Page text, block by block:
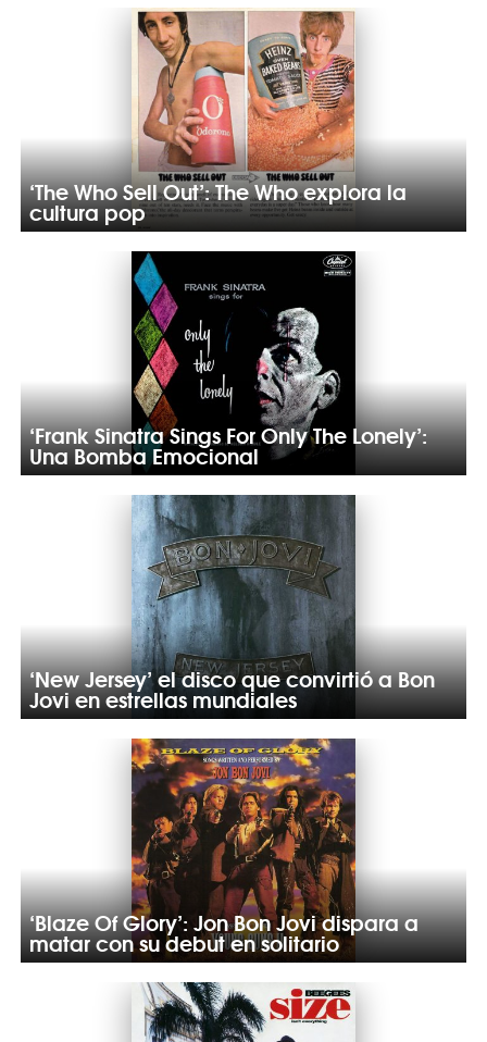
‘The Who Sell Out’: The Who explora la
cultura pop
‘Frank Sinatra Sings For Only The Lonely’:
Una Bomba Emocional
‘New Jersey’ el disco que convirtió a Bon
Jovi en estrellas mundiales
‘Blaze Of Glory’: Jon Bon Jovi dispara a
matar con su debut en solitario